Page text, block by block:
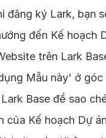
đăng ký Lark, bạn
đến Kế hoạch
trên Lark
Mẫu này' ở góc
Base để sao
của Kế hoạch Dự